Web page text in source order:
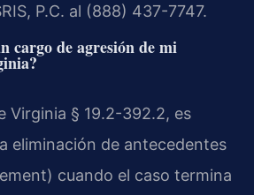
P.C. al (888) 437-7747.
cargo de agresión de mi
Virginia § 19.2-392.2, es
eliminación de antecedentes
cuando el caso termina